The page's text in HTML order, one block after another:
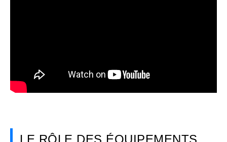
LE RÔLE DES ÉQUIPEMENTS